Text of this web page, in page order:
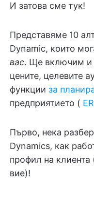
И затова сме тук!
Представяме 10
Dynamic, които
вас. Ще включим и
цените, целевите
функции за
предприятието (
Първо, нека
Dynamics, как
профил на
вие)!